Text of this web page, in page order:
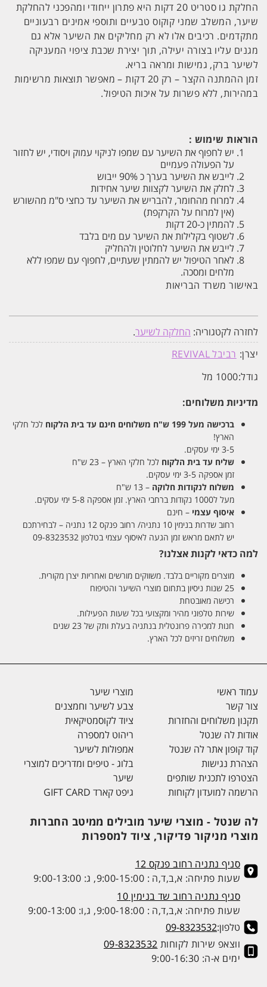
החלקת גו סטריט 20 דקות היא פתרון ייחודי ומהפכני להחלקת
שיער, המשלב שמני קוקוס טבעיים ותוספי אמינים רבעוניים
מתקדמים. רכיבים אלו לא רק מחליקים את השיער אלא גם
מגנים עליו בצורה יעילה, תוך יצירת שכבת ציפוי המעניקה
לשיער ברק, גמישות ומראה בריא.
זמן ההמתנה הקצר – רק 20 דקות – מאפשר תוצאות מרשימות
במהירות, ללא פשרות על איכות הטיפול.
הוראות שימוש :
יש לחפוף את השיער עם שמפו לניקוי עמוק ויסודי, יש לחזור
על הפעולה פעמיים
לייבש את השיער בערך כ 90% ייבוש
לחלק את השיער לקצוות שיער אחידות
למרוח מהחומר, להבריש את השיער עד כחצי ס"מ מהשורש
(אין למרוח על הקרקפת)
להמתין כ-20 דקות
לשטוף בקלילות את השיער עם מים בלבד
לייבש את השיער לחלוטין ולהחליק
לאחר הטיפול יש להמתין שעתיים, לחפוף עם שמפו ללא
מלחים ומסכה.
באישור משרד הבריאות
לחזרה לקטגוריה: החלקה לשיער.
יצרן: רביבל REVIVAL
גודל:1000 מל
מדיניות משלוחים:
ברכישה מעל 199 ש"ח משלוחים חינם עד בית הלקוח לכל חלקי
הארץ!
3-5 ימי עסקים.
שליח עד בית הלקוח לכל חלקי הארץ – 23 ש"ח
זמן אספקה 3-5 ימי עסקים.
משלוח לנקודות חלוקה – 13 ש"ח
מעל ל1000 נקודות ברחבי הארץ. זמן אספקה 5-8 ימי עסקים.
איסוף עצמי – חינם
רחוב שדרות בנימין 10 נתניה/ רחוב פנקס 12 נתניה – לבחירתכם
יש לתאם מראש זמן הגעה לאיסוף עצמי בטלפון 09-8323532
למה כדאי לקנות אצלנו?
מוצרים מקוריים בלבד. משווקים מורשים ואחריות יצרן מקורית.
25 שנות ניסיון בתחום מוצרי השיער והטיפוח
רכישה מאובטחת
שירות טלפוני מהיר ומקצועי בכל שעות הפעילות.
חנות למכירה פרונטלית בנתניה בעלת ותק של 23 שנים
משלוחים זריזים לכל הארץ.
עמוד ראשי
צור קשר
תקנון משלוחים והחזרות
אודות לה שנטל
קוד קופון אתר לה שנטל
הצהרת נגישות
הצטרפו לתכנית שותפים
הרשמה למועדון לקוחות
מוצרי שיער
צבע לשיער וחמצנים
ציוד לקוסמטיקאית
ריהוט למספרה
אמפולות לשיער
בלוג - טיפים ומדריכים למוצרי
שיער
גיפט קארד GIFT CARD
לה שנטל - מוצרי שיער מובילים ממיטב החברות
מוצרי מניקור פדיקור, ציוד למספרות
סניף נתניה רחוב פנקס 12
שעות פתיחה: א,ב,ד,ה : 9:00-15:00, ג: 9:00-13:00
סניף נתניה רחוב שד בנימין 10
שעות פתיחה: א,ב,ד,ה : 9:00-18:00, ג,ו: 9:00-13:00
טלפון:09-8323532
ווצאפ שירות לקוחות 09-8323532
ימים א-ה: 9:00-16:30